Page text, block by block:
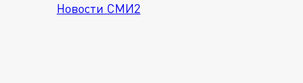
Новости СМИ2